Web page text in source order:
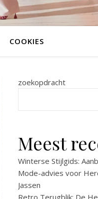
COOKIES
zoekopdracht
Meest
Winterse Stijlgids:
Mode-advies voor
Jassen
Retro Terugblik: De